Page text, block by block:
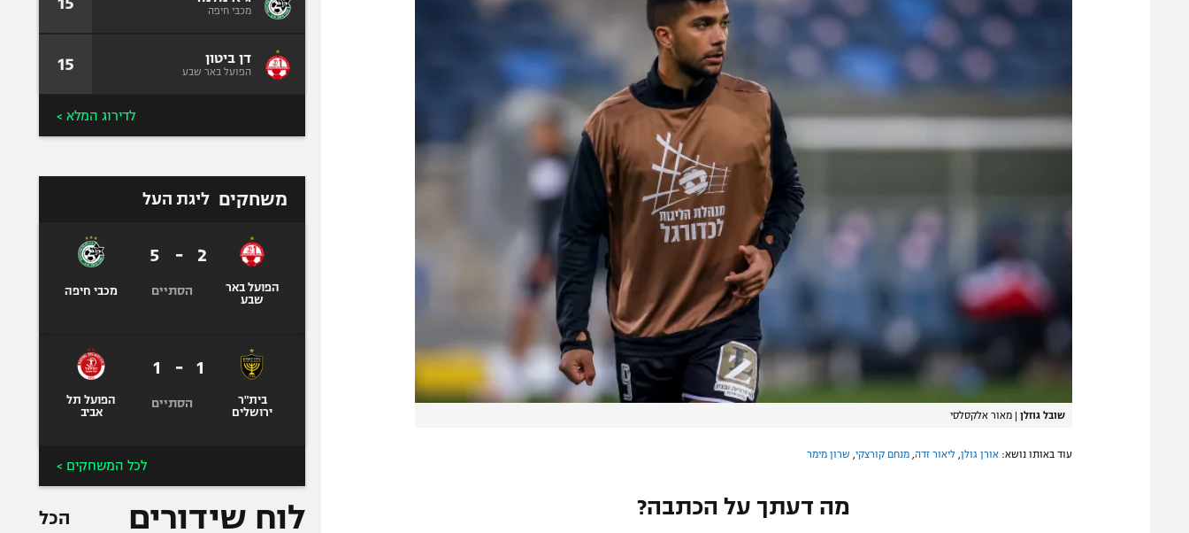
שובל גוזלן מאור אלקסלסי
עוד באותו נושא: אורן גולן, ליאור זדה, מנחם קורצקי, שרון מימר
מה דעתך על הכתבה?
מכבי חיפה
דן ביטון
הפועל באר שבע 15
לדירוג המלא >
משחקים ליגת העל
הפועל באר
שבע
2
-
5
הסתיים מכבי חיפה
בית"ר
ירושלים
1
-
1
הסתיים
הפועל תל
אביב
לכל המשחקים >
לוח שידורים הכל